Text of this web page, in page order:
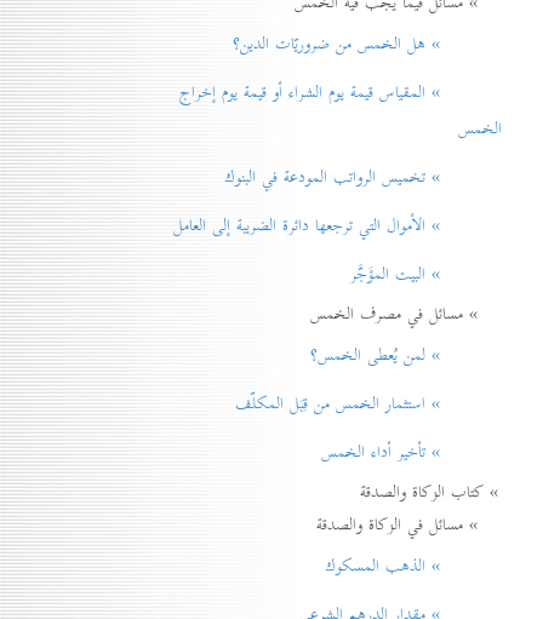
» هل الخمس من ضروريّات الدين؟
» المقياس قيمة يوم الشراء أو قيمة يوم إخراج
الخمس
» تخميس الرواتب المودعة في البنوك
» الأموال التي ترجعها دائرة الضريبة إلی العامل
» البيت المؤَجَّر
» مسائل في مصرف الخمس
» لمن يُعطی الخمس؟
» استثمار الخمس من قِبَل المكلّف
» تأخير أداء الخمس
» كتاب الزكاة والصدقة
» مسائل في الزكاة والصدقة
» الذهب المسكوك